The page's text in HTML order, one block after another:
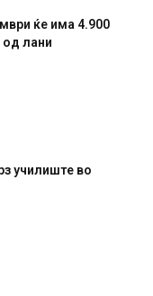
ќе има 4.900
лани
училиште во